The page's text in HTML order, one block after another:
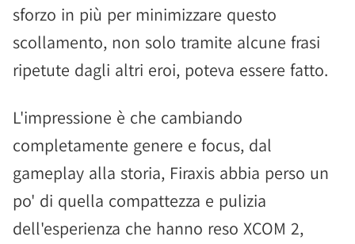
sforzo in più per minimizzare questo
scollamento, non solo tramite alcune frasi
ripetute dagli altri eroi, poteva essere fatto.
L'impressione è che cambiando
completamente genere e focus, dal
gameplay alla storia, Firaxis abbia perso un
po' di quella compattezza e pulizia
dell'esperienza che hanno reso XCOM 2,